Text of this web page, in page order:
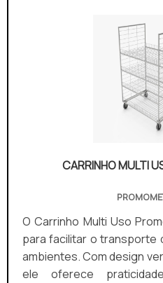
CARRINHO MULTI
O Carrinho Multi Uso
para facilitar o transporte
ambientes. Com design
ele oferece